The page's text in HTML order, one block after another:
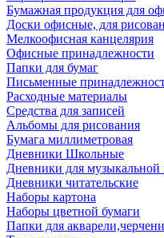
Бумажная продукция для
Доски офисные, для
Мелкоофисная канцелярия
Офисные принадлежности
Папки для бумаг
Письменные
Расходные материалы
Средства для записей
Альбомы для рисования
Бумага миллиметровая
Дневники Школьные
Дневники для
Дневники читательские
Наборы картона
Наборы цветной бумаги
Папки для